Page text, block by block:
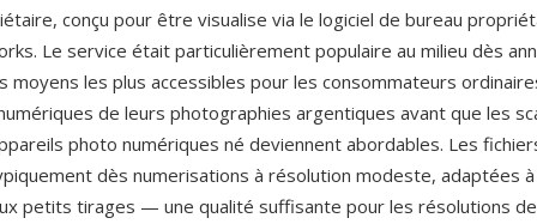
conçu pour être visualise via le logiciel de bureau
Le service était particulièrement populaire au milieu dès
moyens les plus accessibles pour les consommateurs
de leurs photographies argentiques avant que les
photo numériques né deviennent abordables. Les
dès numerisations à résolution modeste, adaptées
petits tirages — une qualité suffisante pour les résolutions